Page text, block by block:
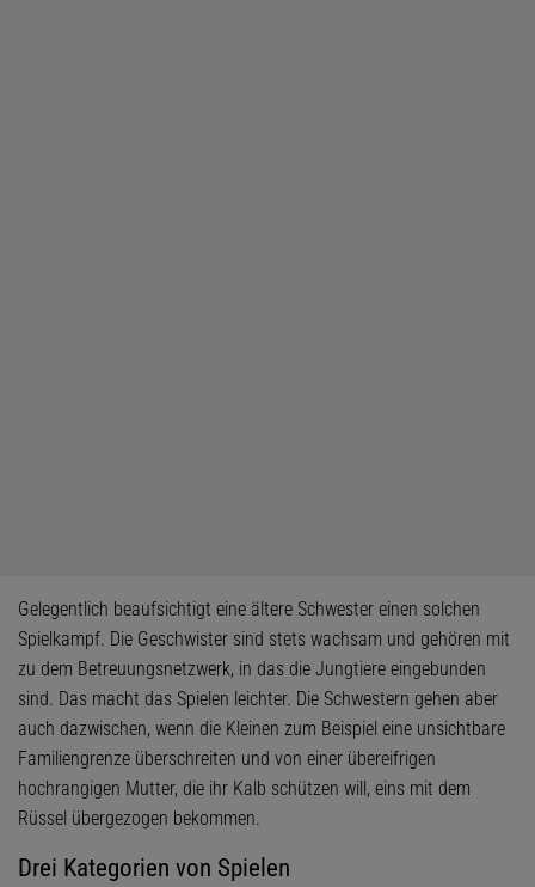
Gelegentlich beaufsichtigt eine ältere Schwester einen solchen
Spielkampf. Die Geschwister sind stets wachsam und gehören mit
zu dem Betreuungsnetzwerk, in das die Jungtiere eingebunden
sind. Das macht das Spielen leichter. Die Schwestern gehen aber
auch dazwischen, wenn die Kleinen zum Beispiel eine unsichtbare
Familiengrenze überschreiten und von einer übereifrigen
hochrangigen Mutter, die ihr Kalb schützen will, eins mit dem
Rüssel übergezogen bekommen.
Drei Kategorien von Spielen